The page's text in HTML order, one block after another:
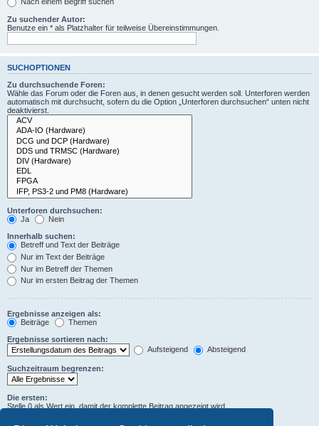
Zu suchender Autor:
Benutze ein * als Platzhalter für teilweise Übereinstimmungen.
SUCHOPTIONEN
Zu durchsuchende Foren:
Wähle das Forum oder die Foren aus, in denen gesucht werden soll. Unterforen werden
automatisch mit durchsucht, sofern du die Option „Unterforen durchsuchen“ unten nicht
deaktivierst.
Unterforen durchsuchen:
Ja
Nein
Innerhalb suchen:
Betreff und Text der Beiträge
Nur im Text der Beiträge
Nur im Betreff der Themen
Nur im ersten Beitrag der Themen
Ergebnisse anzeigen als:
Beiträge
Themen
Ergebnisse sortieren nach:
Aufsteigend
Absteigend
Suchzeitraum begrenzen:
Die ersten:
Stelle 0 als Wert ein, damit der komplette Beitrag angezeigt wird.